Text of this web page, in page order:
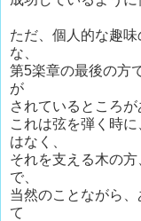
ただ、個人的な趣
な、
第5楽章の最後の方
が
されているところが
これは弦を弾く時
はなく、
それを支える木の
で、
当然のことながら
て